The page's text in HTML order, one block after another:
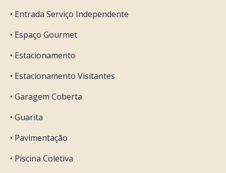
• Entrada Serviço Independente
• Espaço Gourmet
• Estacionamento
• Estacionamento Visitantes
• Garagem Coberta
• Guarita
• Pavimentação
• Piscina Coletiva